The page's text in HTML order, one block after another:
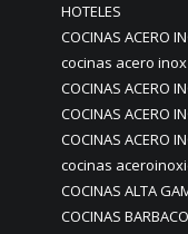
HOTELES
COCINAS ACERO
cocinas acero
COCINAS ACERO
COCINAS ACERO
COCINAS ACERO
cocinas
COCINAS ALTA
COCINAS